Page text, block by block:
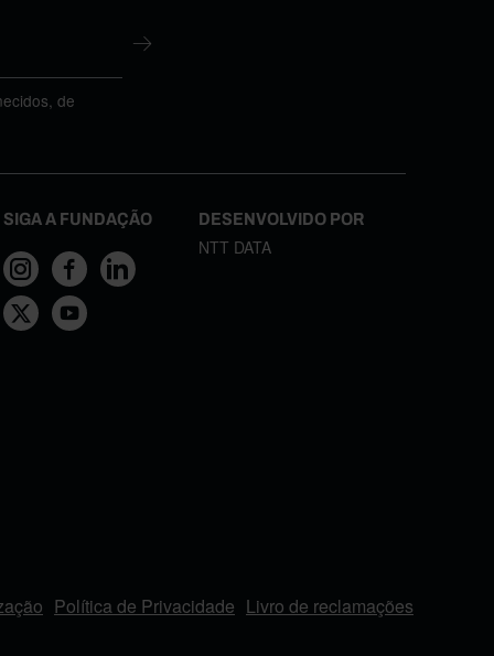
de
SIGA A FUNDAÇÃO DESENVOLVIDO POR
NTT DATA
Política de Privacidade Livro de reclamações